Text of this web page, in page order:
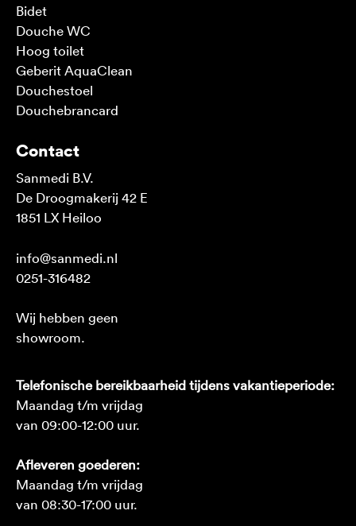
Bidet
Douche WC
Hoog toilet
Geberit AquaClean
Douchestoel
Douchebrancard
Contact
Sanmedi B.V.
De Droogmakerij 42 E
1851 LX Heiloo
info@sanmedi.nl
0251-316482
Wij hebben geen
showroom.
Telefonische bereikbaarheid tijdens vakantieperiode:
Maandag t/m vrijdag
van 09:00-12:00 uur.
Afleveren goederen:
Maandag t/m vrijdag
van 08:30-17:00 uur.